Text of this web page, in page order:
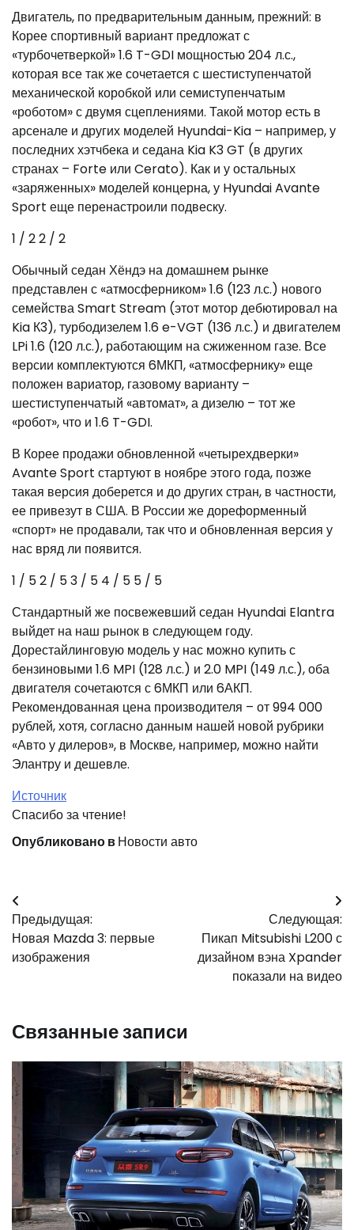
Двигатель, по предварительным данным, прежний: в
Корее спортивный вариант предложат с
«турбочетверкой» 1.6 T-GDI мощностью 204 л.с.,
которая все так же сочетается с шестиступенчатой
механической коробкой или семиступенчатым
«роботом» с двумя сцеплениями. Такой мотор есть в
арсенале и других моделей Hyundai-Kia – например, у
последних хэтчбека и седана Kia K3 GT (в других
странах – Forte или Cerato). Как и у остальных
«заряженных» моделей концерна, у Hyundai Avante
Sport еще перенастроили подвеску.
1 / 22 / 2
Обычный седан Хёндэ на домашнем рынке
представлен с «атмосферником» 1.6 (123 л.с.) нового
семейства Smart Stream (этот мотор дебютировал на
Kia К3), турбодизелем 1.6 e-VGT (136 л.с.) и двигателем
LPi 1.6 (120 л.с.), работающим на сжиженном газе. Все
версии комплектуются 6МКП, «атмосфернику» еще
положен вариатор, газовому варианту –
шестиступенчатый «автомат», а дизелю – тот же
«робот», что и 1.6 T-GDI.
В Корее продажи обновленной «четырехдверки»
Avante Sport стартуют в ноябре этого года, позже
такая версия доберется и до других стран, в частности,
ее привезут в США. В России же дореформенный
«спорт» не продавали, так что и обновленная версия у
нас вряд ли появится.
1 / 52 / 53 / 5 4 / 5 5 / 5
Стандартный же посвежевший седан Hyundai Elantra
выйдет на наш рынок в следующем году.
Дорестайлинговую модель у нас можно купить с
бензиновыми 1.6 MPI (128 л.с.) и 2.0 MPI (149 л.с.), оба
двигателя сочетаются с 6МКП или 6АКП.
Рекомендованная цена производителя – от 994 000
рублей, хотя, согласно данным нашей новой рубрики
«Авто у дилеров», в Москве, например, можно найти
Элантру и дешевле.
Источник
Спасибо за чтение!
Опубликовано вНовости авто
Навигация
по
записям
Предыдущая:
Новая Mazda 3: первые
изображения
Следующая:
Пикап Mitsubishi L200 с
дизайном вэна Xpander
показали на видео
Связанные записи